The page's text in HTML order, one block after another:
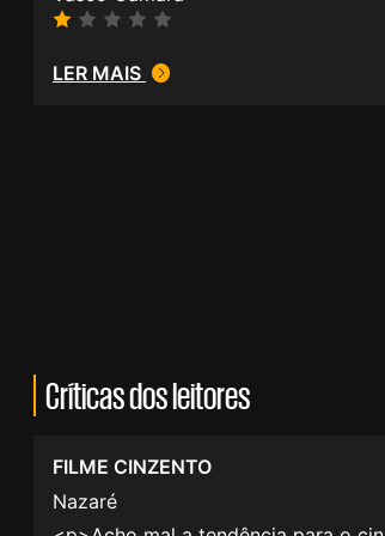
LER MAIS
Críticas dos leitores
FILME CINZENTO
Nazaré